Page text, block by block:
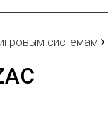
системам